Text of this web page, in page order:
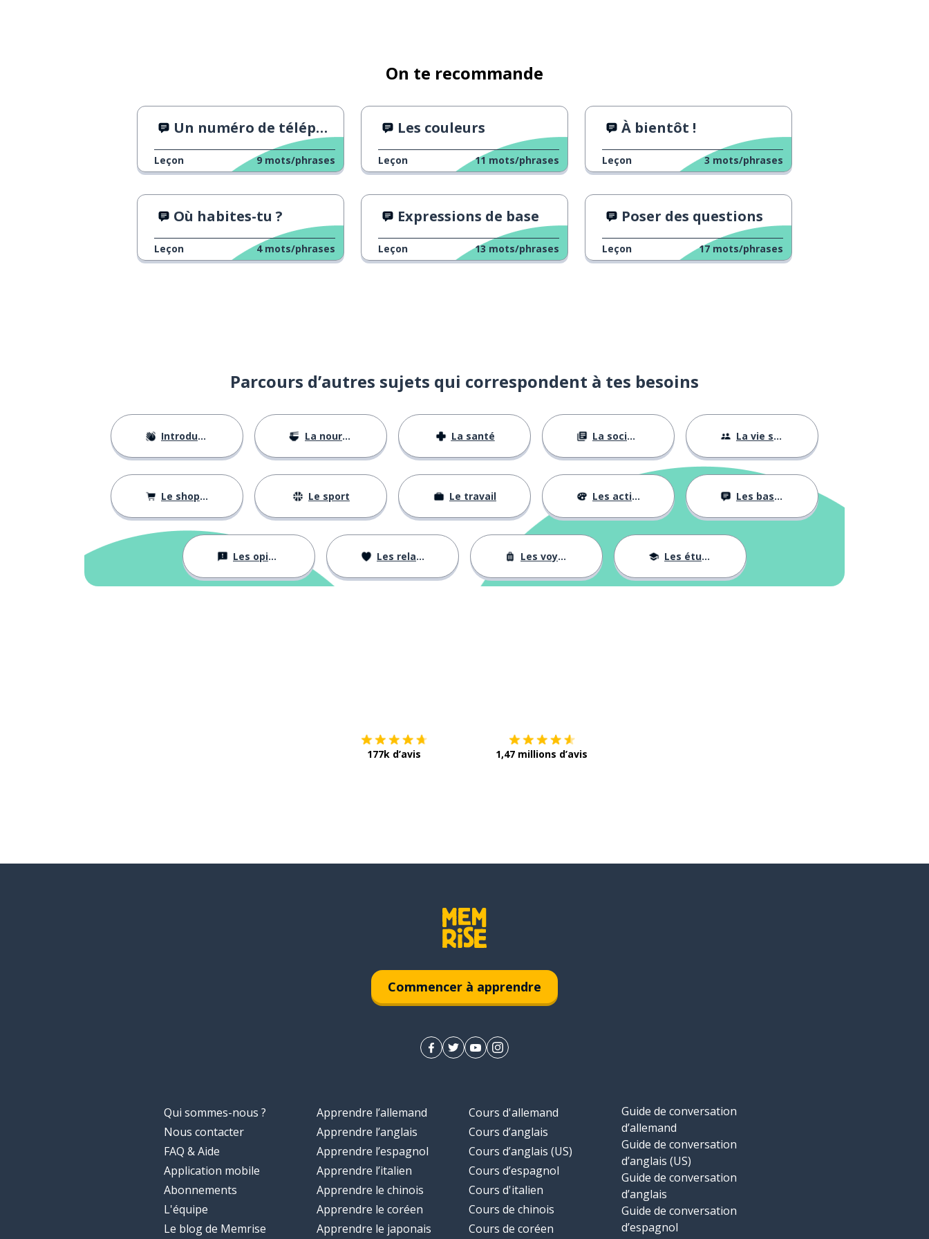
On te recommande
Un numéro de téléphone étrange
Leçon 9 mots/phrases
Les couleurs
Leçon 11 mots/phrases
À bientôt !
Leçon 3 mots/phrases
Où habites-tu ?
Leçon 4 mots/phrases
Expressions de base
Leçon 13 mots/phrases
Poser des questions
Leçon 17 mots/phrases
Parcours d’autres sujets qui correspondent à tes besoins
Introductions La nourriture La santé La société La vie sociale
Le shopping Le sport Le travail Les activités Les bases
Les opinions Les relations Les voyages Les études
177k d’avis 1,47 millions d’avis
Commencer à apprendre
Qui sommes-nous ?
Nous contacter
FAQ & Aide
Application mobile
Abonnements
L'équipe
Le blog de Memrise
Apprendre l’allemand
Apprendre l’anglais
Apprendre l’espagnol
Apprendre l’italien
Apprendre le chinois
Apprendre le coréen
Apprendre le japonais
Cours d'allemand
Cours d’anglais
Cours d’anglais (US)
Cours d’espagnol
Cours d'italien
Cours de chinois
Cours de coréen
Guide de conversation
d’allemand
Guide de conversation
d’anglais (US)
Guide de conversation
d’anglais
Guide de conversation
d’espagnol